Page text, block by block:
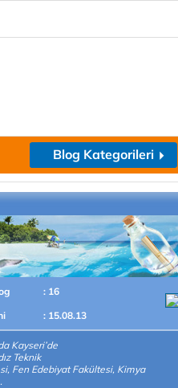
Blog Kategorileri
: 16
: 15.08.13
Kayseri’de
Teknik
Fen Edebiyat Fakültesi, Kimya